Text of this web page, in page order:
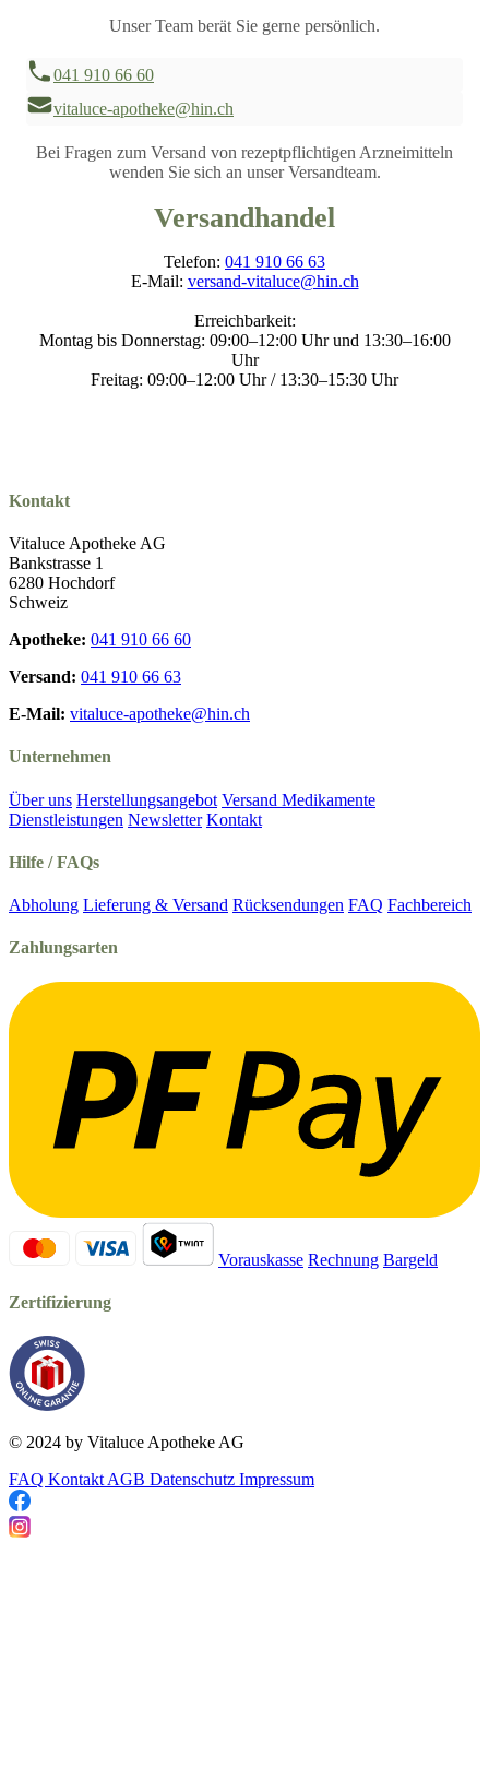
Unser Team berät Sie gerne persönlich.
041 910 66 60
vitaluce-apotheke@hin.ch
Bei Fragen zum Versand von rezeptpflichtigen Arzneimitteln
wenden Sie sich an unser Versandteam.
Versandhandel
Telefon: 041 910 66 63
E-Mail: versand-vitaluce@hin.ch
Erreichbarkeit:
Montag bis Donnerstag: 09:00–12:00 Uhr und 13:30–16:00
Uhr
Freitag: 09:00–12:00 Uhr / 13:30–15:30 Uhr
Kontakt
Vitaluce Apotheke AG
Bankstrasse 1
6280 Hochdorf
Schweiz
Apotheke: 041 910 66 60
Versand: 041 910 66 63
E-Mail: vitaluce-apotheke@hin.ch
Unternehmen
Über uns Herstellungsangebot Versand Medikamente
Dienstleistungen Newsletter Kontakt
Hilfe / FAQs
Abholung Lieferung & Versand Rücksendungen FAQ Fachbereich
Zahlungsarten
Vorauskasse Rechnung Bargeld
Zertifizierung
© 2024 by Vitaluce Apotheke AG
FAQ Kontakt AGB Datenschutz Impressum